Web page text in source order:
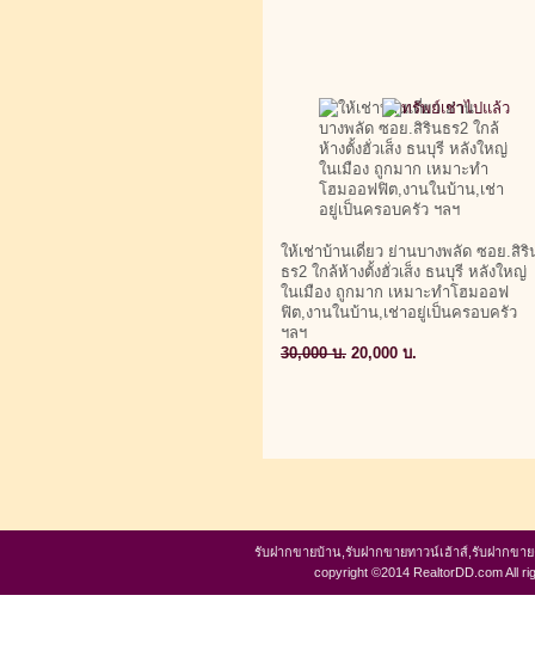
ให้เช่าบ้านเดี่ยว ย่านบางพลัด ซอย.สิริ
ธร2 ใกล้ห้างตั้งฮั่วเส็ง ธนบุรี หลังใหญ่
ในเมือง ถูกมาก เหมาะทำโฮมออฟ
ฟิต,งานในบ้าน,เช่าอยู่เป็นครอบครัว
ฯลฯ
30,000 บ. 20,000 บ.
รับฝากขายบ้าน,รับฝากขายทาวน์เฮ้าส์,รับฝากข
copyright ©2014 RealtorDD.com All